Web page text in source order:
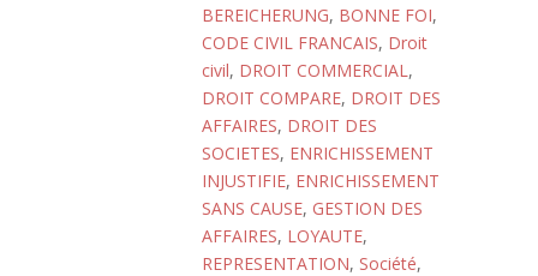
BEREICHERUNG, BONNE FOI,
CODE CIVIL FRANCAIS, Droit
civil, DROIT COMMERCIAL,
DROIT COMPARE, DROIT DES
AFFAIRES, DROIT DES
SOCIETES, ENRICHISSEMENT
INJUSTIFIE, ENRICHISSEMENT
SANS CAUSE, GESTION DES
AFFAIRES, LOYAUTE,
REPRESENTATION, Société,